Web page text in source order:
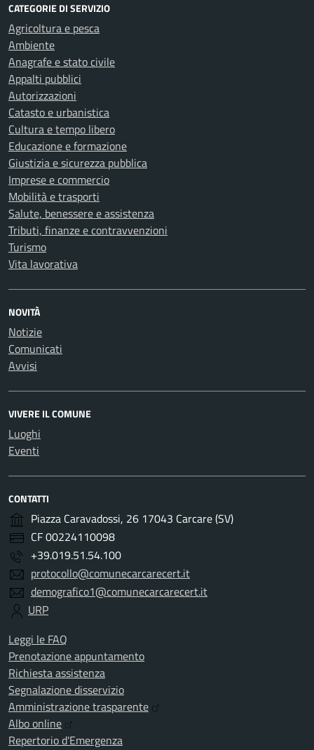
CATEGORIE DI SERVIZIO
Agricoltura e pesca
Ambiente
Anagrafe e stato civile
Appalti pubblici
Autorizzazioni
Catasto e urbanistica
Cultura e tempo libero
Educazione e formazione
Giustizia e sicurezza pubblica
Imprese e commercio
Mobilità e trasporti
Salute, benessere e assistenza
Tributi, finanze e contravvenzioni
Turismo
Vita lavorativa
NOVITÀ
Notizie
Comunicati
Avvisi
VIVERE IL COMUNE
Luoghi
Eventi
CONTATTI
Piazza Caravadossi, 26 17043 Carcare (SV)
CF 00224110098
+39.019.51.54.100
protocollo@comunecarcarecert.it
demografico1@comunecarcarecert.it
URP
Leggi le FAQ
Prenotazione appuntamento
Richiesta assistenza
Segnalazione disservizio
Amministrazione trasparente
Albo online
Repertorio d'Emergenza